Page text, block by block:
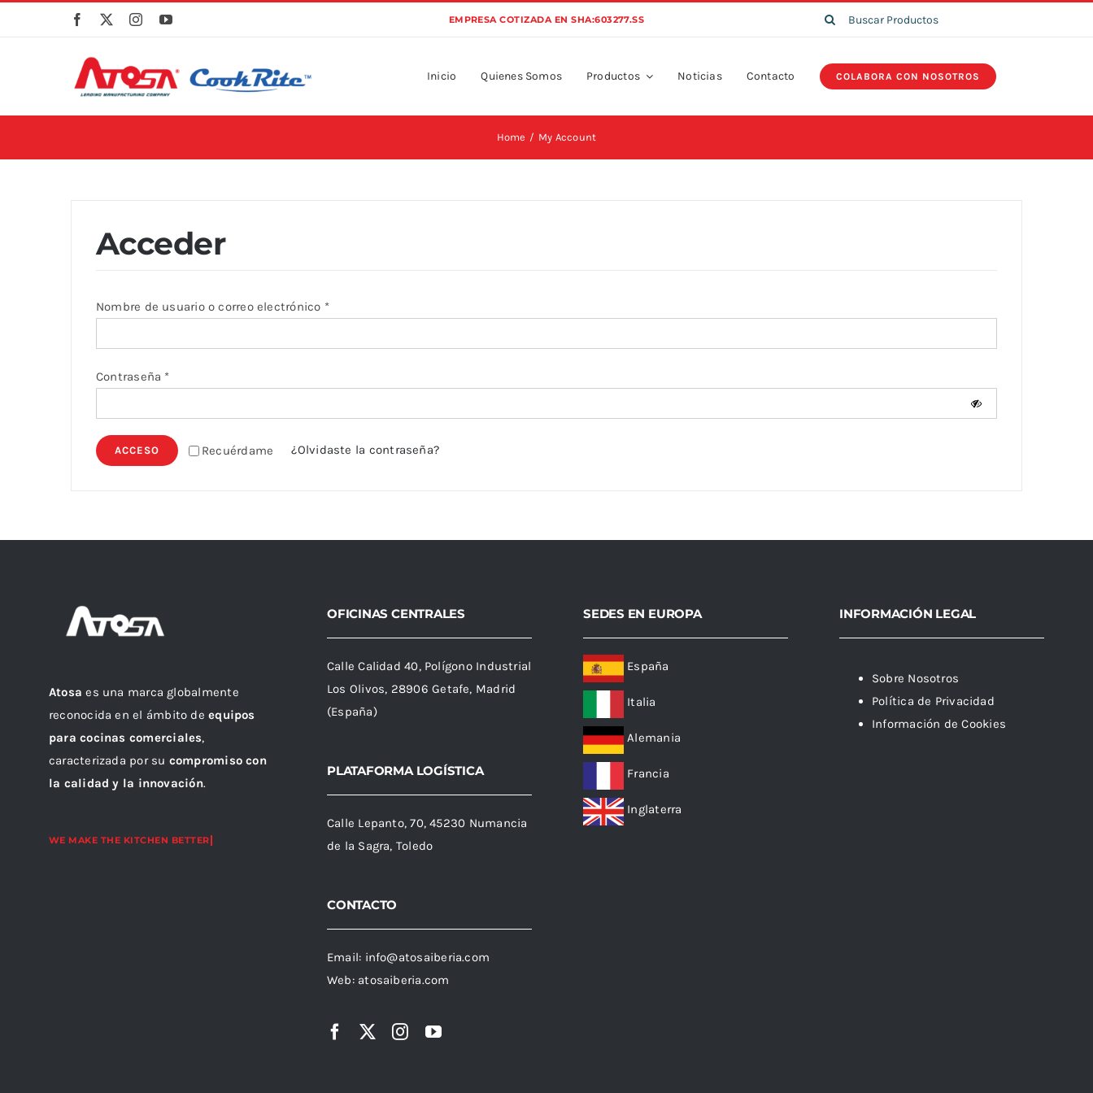
EMPRESA COTIZADA EN SHA:603277.SS
Search
Inicio Quienes Somos Productos Noticias Contacto COLABORA CON NOSOTROS
Home My Account
Acceder
Nombre de usuario o correo electrónico *Obligatorio
Contraseña *Obligatorio
Recuérdame
ACCESO ¿Olvidaste la contraseña?
Atosa es una marca globalmente
reconocida en el ámbito deequipos
para cocinas comerciales,
caracterizada por su compromiso con
la calidad y la innovación.
OFICINAS CENTRALES
Calle Calidad 40, Polígono Industrial
Los Olivos, 28906 Getafe, Madrid
(España)
PLATAFORMA LOGÍSTICA
Calle Lepanto, 70, 45230 Numancia
de la Sagra, Toledo
CONTACTO
Email: info@atosaiberia.com
Web: atosaiberia.com
SEDES EN EUROPA
España
Italia
Alemania
Francia
Inglaterra
INFORMACIÓN LEGAL
Sobre Nosotros
Política de Privacidad
Información de Cookies